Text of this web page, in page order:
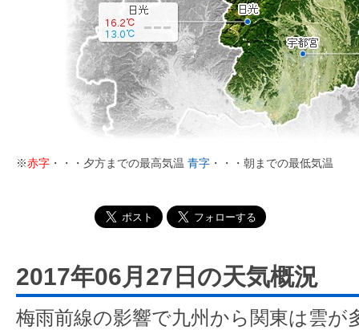
※赤字 ・・・夕方までの最高気温 青字 ・・・朝までの最低気温
2017年06月27日の天気概況
梅雨前線の影響で九州から関東は雲が